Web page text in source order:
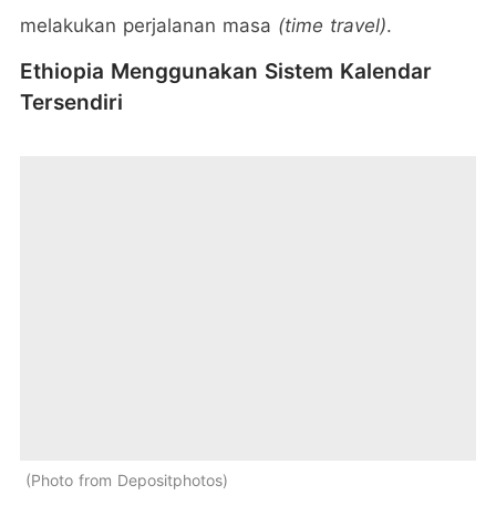
melakukan perjalanan masa (time travel).
Ethiopia Menggunakan Sistem Kalendar
Tersendiri
Photo from Depositphotos